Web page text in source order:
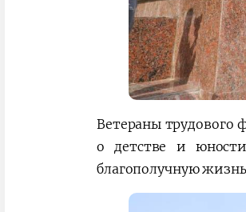
Ветераны трудового
о детстве и
благополучную